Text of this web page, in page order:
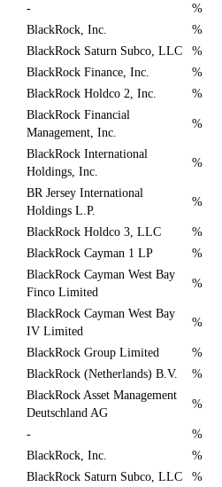
- %
BlackRock, Inc.
%
BlackRock Saturn Subco, LLC
%
BlackRock Finance, Inc.
%
BlackRock Holdco 2, Inc.
%
BlackRock Financial
Management, Inc.
%
BlackRock International
Holdings, Inc.
%
BR Jersey International
Holdings L.P.
%
BlackRock Holdco 3, LLC %
BlackRock Cayman 1 LP
%
BlackRock Cayman West Bay
Finco Limited
%
BlackRock Cayman West Bay
IV Limited
%
BlackRock Group Limited %
BlackRock (Netherlands) B.V.
%
BlackRock Asset Management
Deutschland AG
%
- %
BlackRock, Inc.
%
BlackRock Saturn Subco, LLC
%